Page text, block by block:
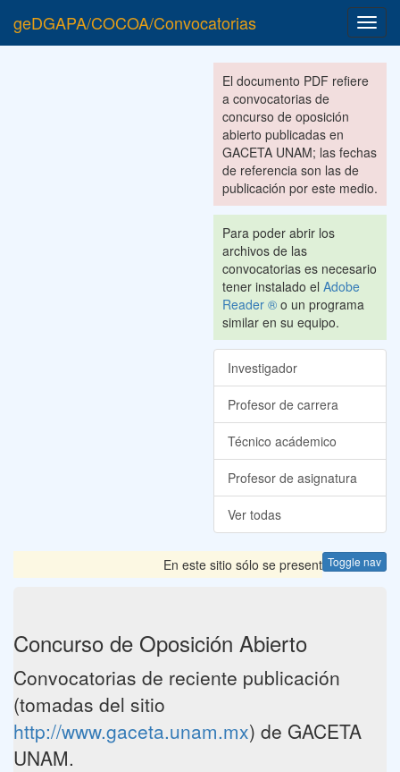
geDGAPA/COCOA/Convocatorias
El documento PDF refiere
a convocatorias de
concurso de oposición
abierto publicadas en
GACETA UNAM; las fechas
de referencia son las de
publicación por este medio.
Para poder abrir los
archivos de las
convocatorias es necesario
tener instalado el Adobe
Reader ® o un programa
similar en su equipo.
Investigador
Profesor de carrera
Técnico acádemico
Profesor de asignatura
Ver todas
Toggle nav
En este sitio sólo se presentan las
Concurso de Oposición Abierto
Convocatorias de reciente publicación
(tomadas del sitio
http://www.gaceta.unam.mx) de GACETA
UNAM.